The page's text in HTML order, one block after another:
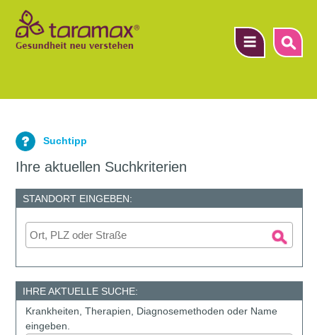
Suchtipp
Ihre aktuellen Suchkriterien
STANDORT EINGEBEN:
IHRE AKTUELLE SUCHE:
Krankheiten, Therapien, Diagnosemethoden oder Name
eingeben.